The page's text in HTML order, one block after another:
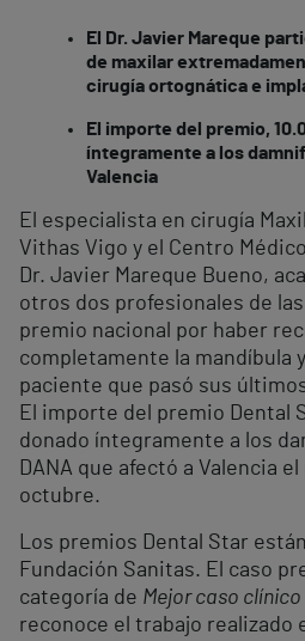
El Dr. Javier Mareque
de maxilar
cirugía ortognática e
El importe del premio,
íntegramente a los
Valencia
El especialista en cirugía
Vithas Vigo y el Centro
Dr. Javier Mareque Bueno,
otros dos profesionales de
premio nacional por haber
completamente la mandíbula
paciente que pasó sus
El importe del premio Dental
donado íntegramente a los
DANA que afectó a Valencia
octubre.
Los premios Dental Star
Fundación Sanitas. El caso
categoría de Mejor caso
reconoce el trabajo realizado